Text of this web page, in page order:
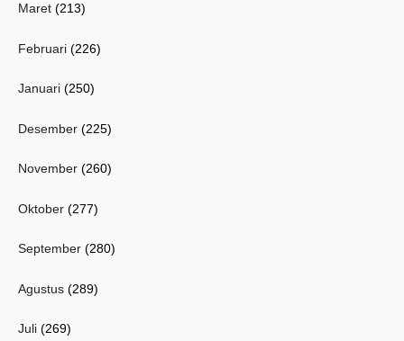
Maret (213)
Februari (226)
Januari (250)
Desember (225)
November (260)
Oktober (277)
September (280)
Agustus (289)
Juli (269)